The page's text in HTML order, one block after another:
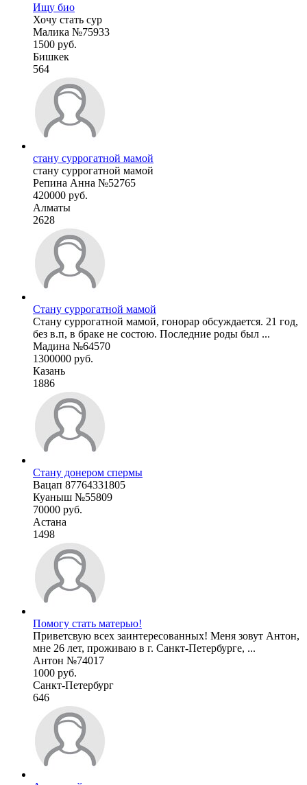
Ищу био
Хочу стать сур
Малика №75933
1500 руб.
Бишкек
564
стану суррогатной мамой
стану суррогатной мамой
Репина Анна №52765
420000 руб.
Алматы
2628
Стану суррогатной мамой
Стану суррогатной мамой, гонорар обсуждается. 21 год,
без в.п, в браке не состою. Последние роды был ...
Мадина №64570
1300000 руб.
Казань
1886
Стану донером спермы
Вацап 87764331805
Куаныш №55809
70000 руб.
Астана
1498
Помогу стать матерью!
Приветсвую всех заинтересованных! Меня зовут Антон,
мне 26 лет, проживаю в г. Санкт-Петербурге, ...
Антон №74017
1000 руб.
Санкт-Петербург
646